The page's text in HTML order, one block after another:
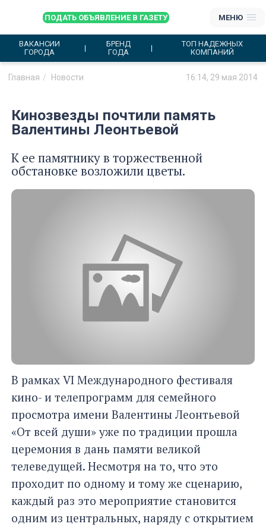
ПОДАТЬ ОБЪЯВЛЕНИЕ В ГАЗЕТУ МЕНЮ
ВАКАНСИИ
ГОРОДА
БРЕНД
ГОДА
ТОП НАДЕЖНЫХ
КОМПАНИЙ
Главная Новости 16:14, 29 мая 2014
Кинозвезды почтили память
Валентины Леонтьевой
К ее памятнику в торжественной
обстановке возложили цветы.
В рамках VI Международного фестиваля
кино- и телепрограмм для семейного
просмотра имени Валентины Леонтьевой
«От всей души» уже по традиции прошла
церемония в дань памяти великой
телеведущей. Несмотря на то, что это
проходит по одному и тому же сценарию,
каждый раз это мероприятие становится
одним из центральных, наряду с открытием